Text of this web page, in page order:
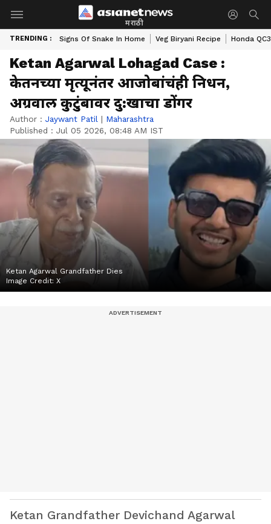
मराठी
TRENDING : Signs Of Snake In Home Veg Biryani Recipe Honda
Ketan Agarwal Lohagad Case :
केतनच्या मृत्यूनंतर आजोबांचंही निधन,
अग्रवाल कुटुंबावर दु:खाचा डोंगर
Author : Jaywant Patil | Maharashtra
Published : Jul 05 2026, 08:48 AM IST
Ketan Agarwal Grandfather Dies
Image Credit: X
Ketan Grandfather Devichand Agarwal